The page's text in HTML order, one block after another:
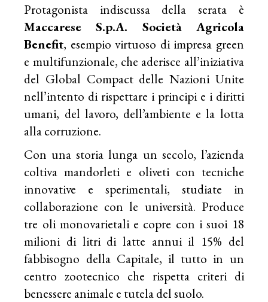
Protagonista indiscussa della serata è
Maccarese S.p.A. Società Agricola
Benefit, esempio virtuoso di impresa green
e multifunzionale, che aderisce all’iniziativa
del Global Compact delle Nazioni Unite
nell’intento di rispettare i principi e i diritti
umani, del lavoro, dell’ambiente e la lotta
alla corruzione.
Con una storia lunga un secolo, l’azienda
coltiva mandorleti e oliveti con tecniche
innovative e sperimentali, studiate in
collaborazione con le università. Produce
tre oli monovarietali e copre con i suoi 18
milioni di litri di latte annui il 15% del
fabbisogno della Capitale, il tutto in un
centro zootecnico che rispetta criteri di
benessere animale e tutela del suolo.